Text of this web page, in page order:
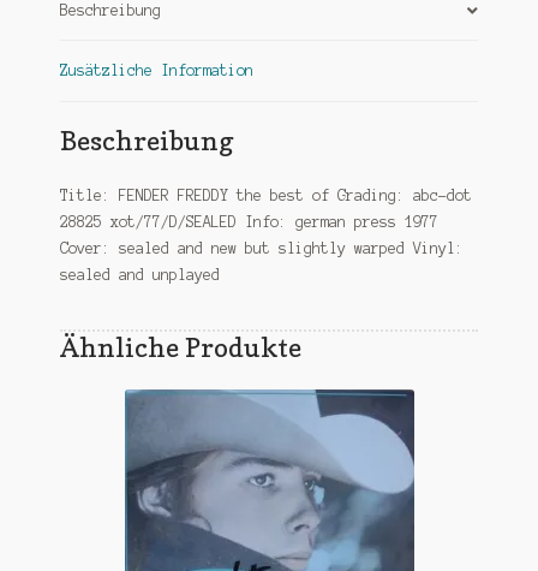
Beschreibung
Zusätzliche Information
Beschreibung
Title: FENDER FREDDY the best of Grading: abc-dot
28825 xot/77/D/SEALED Info: german press 1977
Cover: sealed and new but slightly warped Vinyl:
sealed and unplayed
Ähnliche Produkte